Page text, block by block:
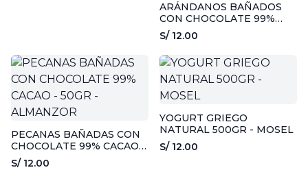
ARÁNDANOS BAÑADOS
CON CHOCOLATE 99%
CACAO 50GR - ALMANZOR
S/ 12.00
PECANAS BAÑADAS CON
CHOCOLATE 99% CACAO -
50GR - ALMANZOR
S/ 12.00
YOGURT GRIEGO
NATURAL 500GR - MOSEL
S/ 12.00